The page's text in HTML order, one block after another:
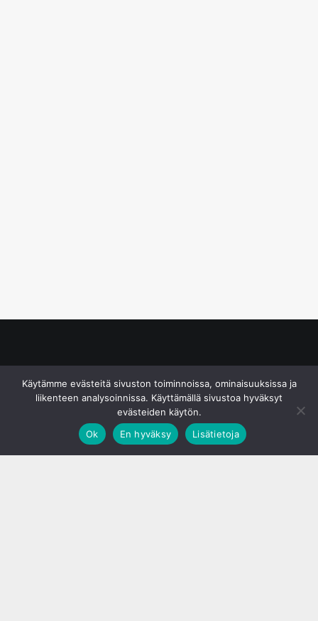
Käytämme evästeitä sivuston toiminnoissa, ominaisuuksissa ja
liikenteen analysoinnissa. Käyttämällä sivustoa hyväksyt
evästeiden käytön.
Ok
En hyväksy Lisätietoja